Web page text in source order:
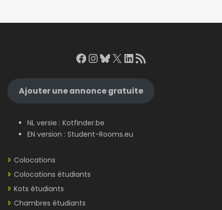
Facebook
Instagram
Bluesky
X LinkedIn
RSS Feed
Ajouter une annonce gratuite
NL versie : Kotfinder.be
EN version : Student-Rooms.eu
Colocations
Colocations étudiants
Kots étudiants
Chambres étudiants